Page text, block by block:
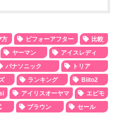
方 ビフォーアフター
比較
ヤーマン
アイスレディ
パナソニック
トリア
ランキング
Biito2
アイリスオーヤマ
エピモ
ブラウン
セール